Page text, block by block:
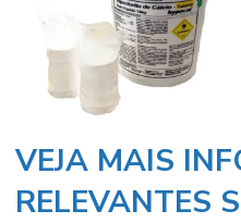
VEJA MAIS
RELEVANTES